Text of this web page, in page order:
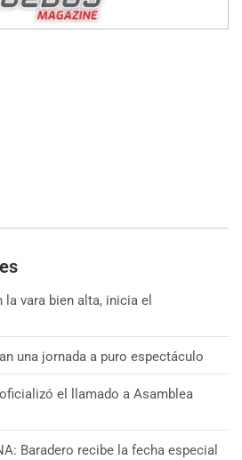
la vara bien alta, inicia el
una jornada a puro espectáculo
el llamado a Asamblea
Baradero recibe la fecha especial